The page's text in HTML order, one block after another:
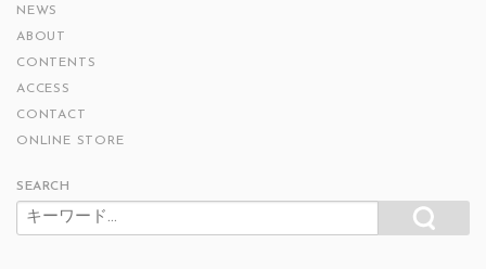
NEWS
ABOUT
CONTENTS
ACCESS
CONTACT
ONLINE STORE
SEARCH
SEARCH